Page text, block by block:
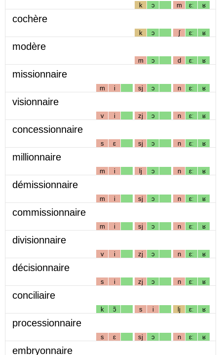
k ɔ m ɛː ʁ
cochère
k ɔ ʃ ɛː ʁ
modère
m ɔ d ɛː ʁ
missionnaire
m i sj ɔ n ɛː ʁ
visionnaire
v i zj ɔ n ɛː ʁ
concessionnaire
s ɛ sj ɔ n ɛː ʁ
millionnaire
m i lj ɔ n ɛː ʁ
démissionnaire
m i sj ɔ n ɛː ʁ
commissionnaire
m i sj ɔ n ɛː ʁ
divisionnaire
v i zj ɔ n ɛː ʁ
décisionnaire
s i zj ɔ n ɛː ʁ
conciliaire
k ɔ̃ s i lj ɛː ʁ
processionnaire
s ɛ sj ɔ n ɛː ʁ
embryonnaire